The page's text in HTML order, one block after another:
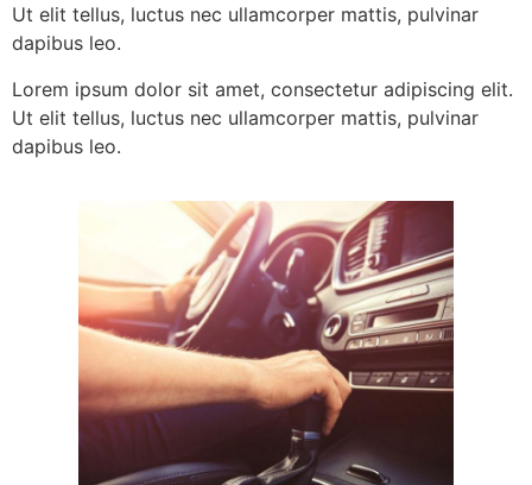
Ut elit tellus, luctus nec ullamcorper mattis, pulvinar
dapibus leo.
Lorem ipsum dolor sit amet, consectetur adipiscing elit.
Ut elit tellus, luctus nec ullamcorper mattis, pulvinar
dapibus leo.